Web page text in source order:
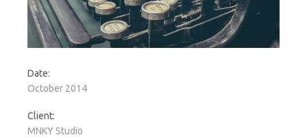
Date:
October 2014
Client:
MNKY Studio